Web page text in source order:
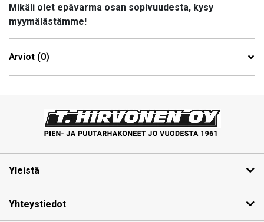
Mikäli olet epävarma osan sopivuudesta, kysy
myymälästämme!
Arviot (0)
Yleistä
Yhteystiedot